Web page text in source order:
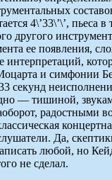
4\’33\’\’, пьеса в
другого
ее появления,
интерпретаций,
и симфонии
секунд
— тишиной,
радостными
Да,
любой, но
не сделал.